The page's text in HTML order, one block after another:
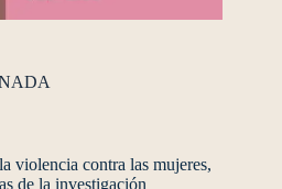
violencia contra las mujeres,
de la investigación